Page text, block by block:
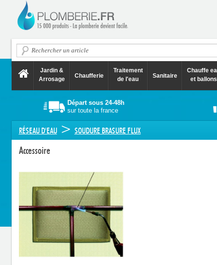
Jardin &
Arrosage
Chaufferie
Traitement
de l'eau
Sanitaire
Chauffe
et ballons
Départ sous 24-48h
sur toute la france
RÉSEAU D'EAU > SOUDURE BRASURE FLUX
Accessoire